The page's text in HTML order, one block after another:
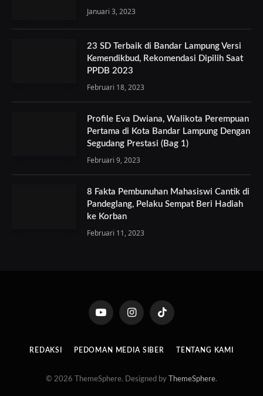
Januari 3, 2023
23 SD Terbaik di Bandar Lampung Versi
Kemendikbud, Rekomendasi Dipilih Saat
PPDB 2023
Februari 18, 2023
Profile Eva Dwiana, Walikota Perempuan
Pertama di Kota Bandar Lampung Dengan
Segudang Prestasi (Bag 1)
Februari 9, 2023
8 Fakta Pembunuhan Mahasiswi Cantik di
Pandeglang, Pelaku Sempat Beri Hadiah
ke Korban
Februari 11, 2023
YouTube InstagramTikTok
REDAKSI PEDOMAN MEDIA SIBER TENTANG KAMI
© 2026 ThemeSphere. Designed by ThemeSphere.